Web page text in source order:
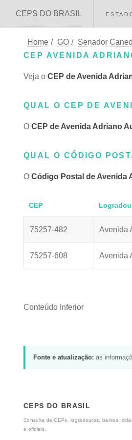
CEPS DO BRASIL
Home / GO / Senador
CEP AVENIDA
Veja o CEP de Avenida
QUAL O CEP DE
O CEP de Avenida Adriano
QUAL O CÓDIGO
O Código Postal de Avenida
CEP
75257-482 Avenida
75257-608 Avenida
Conteúdo Inferior
Fonte e atualização: as
CEPS DO BRASIL
Consulta de CEPs, logradouros, bairros,
e oficiais.